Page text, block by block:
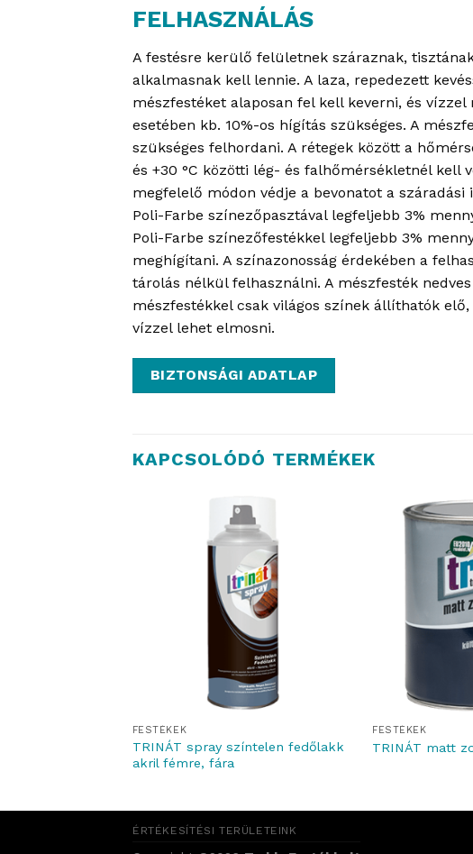
FELHASZNÁLÁS
A festésre kerülő felületnek száraznak,
alkalmasnak kell lennie. A laza, repedezett
mészfestéket alaposan fel kell keverni, és
esetében kb. 10%-os hígítás szükséges. A
szükséges felhordani. A rétegek között a
és +30 °C közötti lég- és falhőmérsékletnél kell
megfelelő módon védje a bevonatot a
Poli-Farbe színezőpasztával legfeljebb 3%
Poli-Farbe színezőfestékkel legfeljebb 3%
meghígítani. A színazonosság érdekében a
tárolás nélkül felhasználni. A mészfesték
mészfestékkel csak világos színek állíthatók
vízzel lehet elmosni.
BIZTONSÁGI ADATLAP
KAPCSOLÓDÓ TERMÉKEK
FESTÉKEK
TRINÁT spray színtelen fedőlakk
akril fémre, fára
FESTÉKEK
TRINÁT matt
ÉRTÉKESÍTÉSI TERÜLETEINK